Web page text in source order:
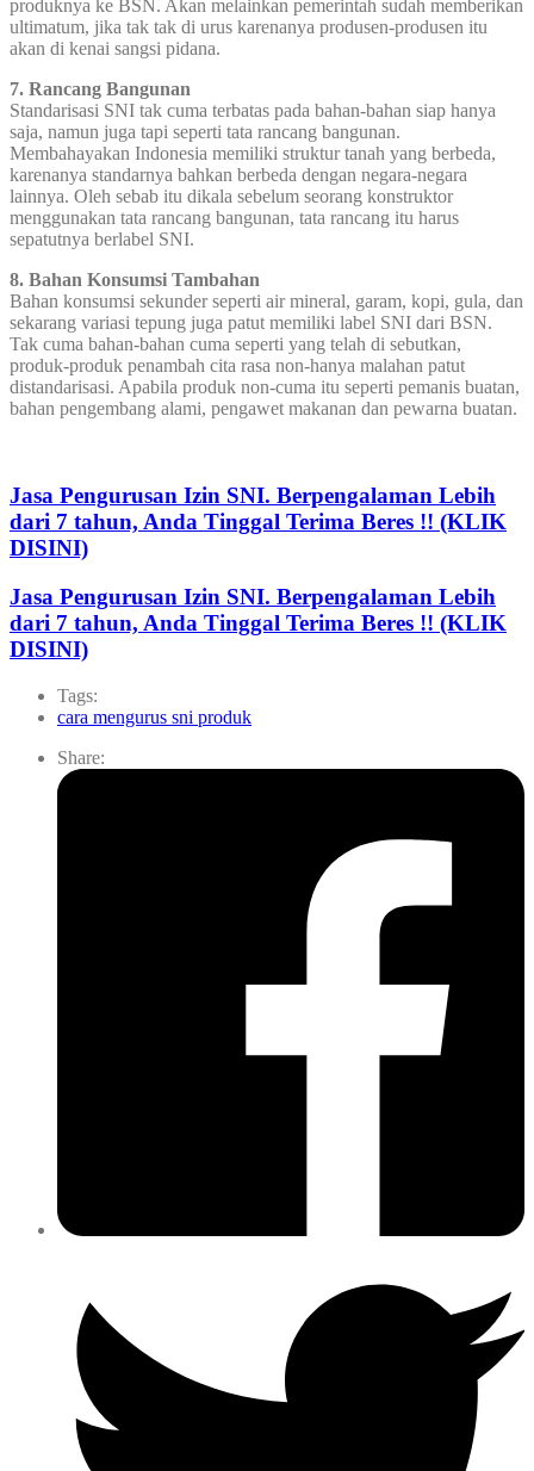
produknya ke BSN. Akan melainkan pemerintah sudah memberikan
ultimatum, jika tak tak di urus karenanya produsen-produsen itu
akan di kenai sangsi pidana.
7. Rancang Bangunan
Standarisasi SNI tak cuma terbatas pada bahan-bahan siap hanya
saja, namun juga tapi seperti tata rancang bangunan.
Membahayakan Indonesia memiliki struktur tanah yang berbeda,
karenanya standarnya bahkan berbeda dengan negara-negara
lainnya. Oleh sebab itu dikala sebelum seorang konstruktor
menggunakan tata rancang bangunan, tata rancang itu harus
sepatutnya berlabel SNI.
8. Bahan Konsumsi Tambahan
Bahan konsumsi sekunder seperti air mineral, garam, kopi, gula, dan
sekarang variasi tepung juga patut memiliki label SNI dari BSN.
Tak cuma bahan-bahan cuma seperti yang telah di sebutkan,
produk-produk penambah cita rasa non-hanya malahan patut
distandarisasi. Apabila produk non-cuma itu seperti pemanis buatan,
bahan pengembang alami, pengawet makanan dan pewarna buatan.
Jasa Pengurusan Izin SNI. Berpengalaman Lebih
dari 7 tahun, Anda Tinggal Terima Beres !! (KLIK
DISINI)
Jasa Pengurusan Izin SNI. Berpengalaman Lebih
dari 7 tahun, Anda Tinggal Terima Beres !! (KLIK
DISINI)
Tags:
cara mengurus sni produk
Share: